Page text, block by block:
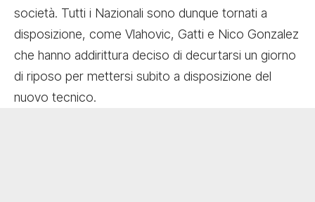
società. Tutti i Nazionali sono dunque tornati a
disposizione, come Vlahovic, Gatti e Nico Gonzalez
che hanno addirittura deciso di decurtarsi un giorno
di riposo per mettersi subito a disposizione del
nuovo tecnico.